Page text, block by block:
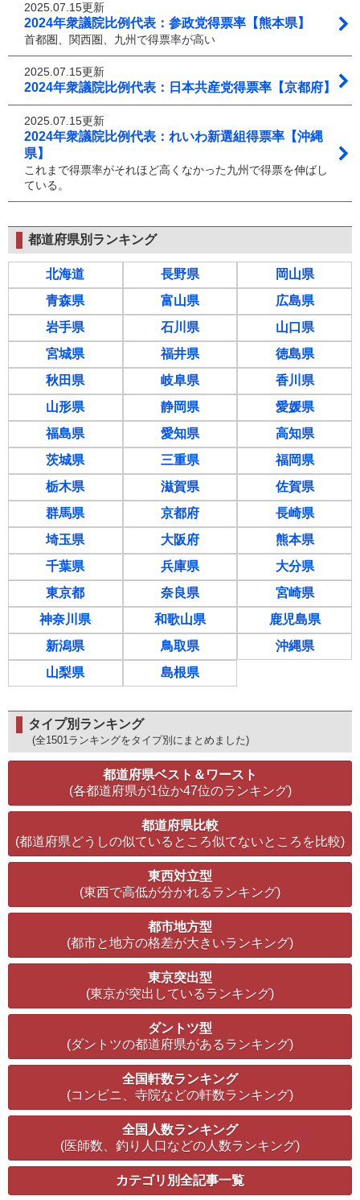
2025.07.15更新
2024年衆議院比例代表：参政党得票率【熊本県】
首都圏、関西圏、九州で得票率が高い
2025.07.15更新
2024年衆議院比例代表：日本共産党得票率【京都府】
2025.07.15更新
2024年衆議院比例代表：れいわ新選組得票率【沖縄
県】
これまで得票率がそれほど高くなかった九州で得票を伸ばし
ている。
都道府県別ランキング
北海道
青森県
岩手県
宮城県
秋田県
山形県
福島県
茨城県
栃木県
群馬県
埼玉県
千葉県
東京都
神奈川県
新潟県
山梨県
長野県
富山県
石川県
福井県
岐阜県
静岡県
愛知県
三重県
滋賀県
京都府
大阪府
兵庫県
奈良県
和歌山県
鳥取県
島根県
岡山県
広島県
山口県
徳島県
香川県
愛媛県
高知県
福岡県
佐賀県
長崎県
熊本県
大分県
宮崎県
鹿児島県
沖縄県
タイプ別ランキング
(全1501ランキングをタイプ別にまとめました)
都道府県ベスト＆ワースト
(各都道府県が1位か47位のランキング)
都道府県比較
(都道府県どうしの似ているところ似てないところを比較)
東西対立型
(東西で高低が分かれるランキング)
都市地方型
(都市と地方の格差が大きいランキング)
東京突出型
(東京が突出しているランキング)
ダントツ型
(ダントツの都道府県があるランキング)
全国軒数ランキング
(コンビニ、寺院などの軒数ランキング)
全国人数ランキング
(医師数、釣り人口などの人数ランキング)
カテゴリ別全記事一覧